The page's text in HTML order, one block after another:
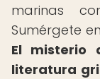
marinas
Sumérgete
El misterio
literatura